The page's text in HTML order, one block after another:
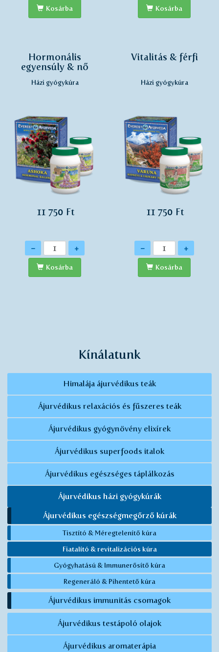
Kosárba Kosárba
Hormonális
egyensúly & nő
Házi gyógykúra
11 750 Ft
Mennyiség
- +
Kosárba
Vitalitás & férfi
Házi gyógykúra
11 750 Ft
Mennyiség
- +
Kosárba
Kínálatunk
Himalája ájurvédikus teák
Ájurvédikus relaxációs és fűszeres teák
Ájurvédikus gyógynövény elixírek
Ájurvédikus superfoods italok
Ájurvédikus egészséges táplálkozás
Ájurvédikus házi gyógykúrák
Ájurvédikus egészségmegőrző kúrák
Tisztító & Méregtelenítő kúra
Fiatalító & revitalizációs kúra
Gyógyhatású & Immunerősítő kúra
Regeneráló & Pihentető kúra
Ájurvédikus immunitás csomagok
Ájurvédikus testápoló olajok
Ájurvédikus aromaterápia